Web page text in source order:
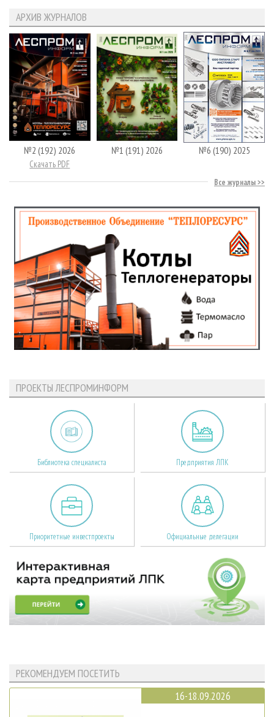
АРХИВ ЖУРНАЛОВ
№2 (192) 2026
Скачать PDF
№1 (191) 2026 №6 (190) 2025
Все журналы
ПРОЕКТЫ ЛЕСПРОМИНФОРМ
Библиотека специалиста Предприятия ЛПК
Приоритетные инвестпроекты Официальные делегации
РЕКОМЕНДУЕМ ПОСЕТИТЬ
16-18.09.2026